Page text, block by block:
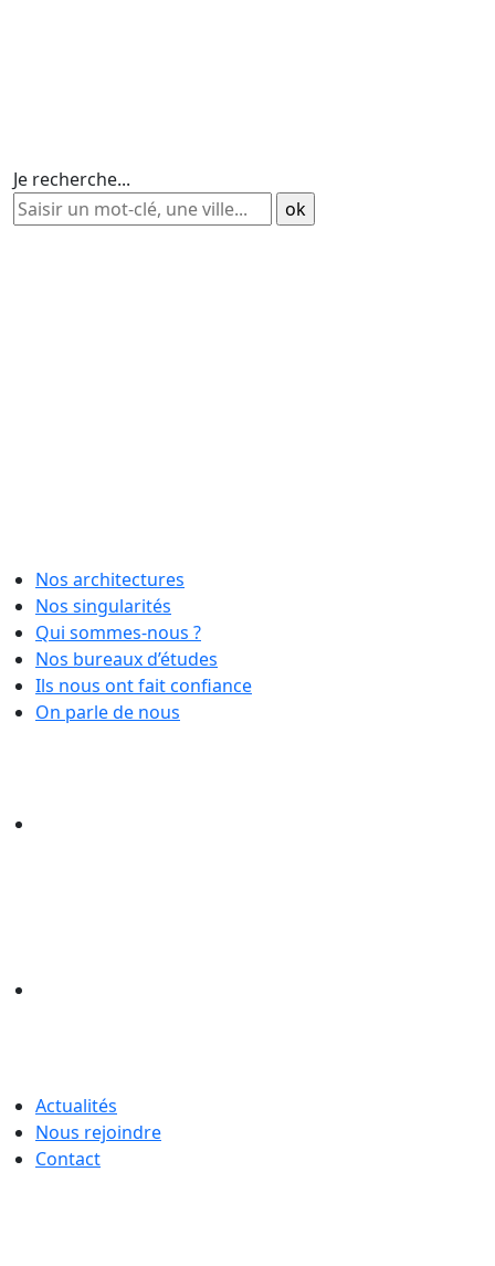
Je recherche...
Nos architectures
Nos singularités
Qui sommes-nous ?
Nos bureaux d’études
Ils nous ont fait confiance
On parle de nous
Actualités
Nous rejoindre
Contact